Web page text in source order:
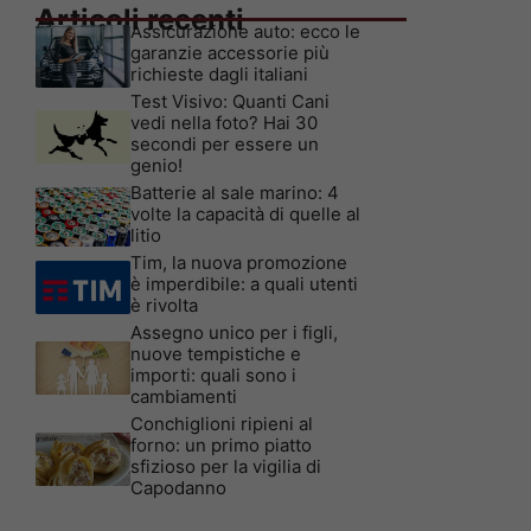
Articoli recenti
Assicurazione auto: ecco le
garanzie accessorie più
richieste dagli italiani
Test Visivo: Quanti Cani
vedi nella foto? Hai 30
secondi per essere un
genio!
Batterie al sale marino: 4
volte la capacità di quelle al
litio
Tim, la nuova promozione
è imperdibile: a quali utenti
è rivolta
Assegno unico per i figli,
nuove tempistiche e
importi: quali sono i
cambiamenti
Conchiglioni ripieni al
forno: un primo piatto
sfizioso per la vigilia di
Capodanno